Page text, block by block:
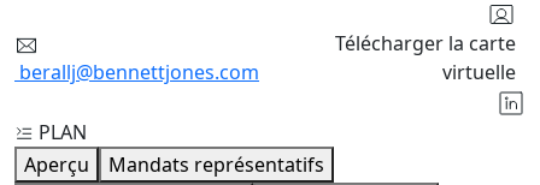
berallj@bennettjones.com
Télécharger la carte
virtuelle
PLAN
Aperçu
Mandats représentatifs